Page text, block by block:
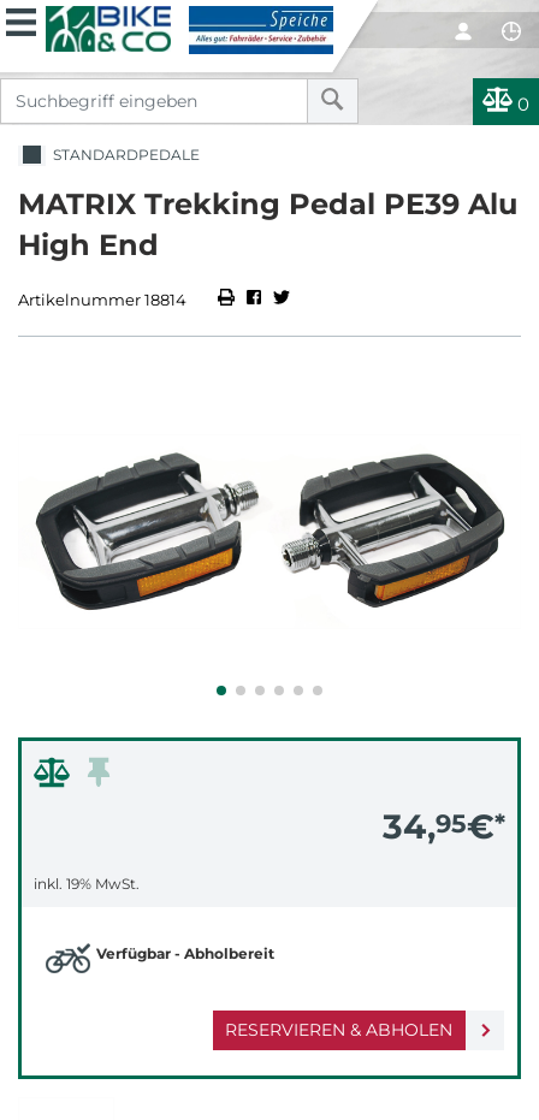
0
STANDARDPEDALE
MATRIX Trekking Pedal PE39 Alu
High End
Artikelnummer 18814
34,95€*
inkl. 19% MwSt.
RESERVIEREN & ABHOLEN
Verfügbar - Abholbereit